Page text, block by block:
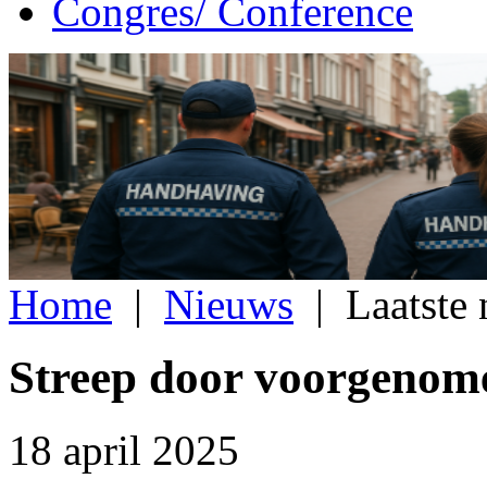
Congres/ Conference
Home | Nieuws | Laatste
Streep door
18 april 2025